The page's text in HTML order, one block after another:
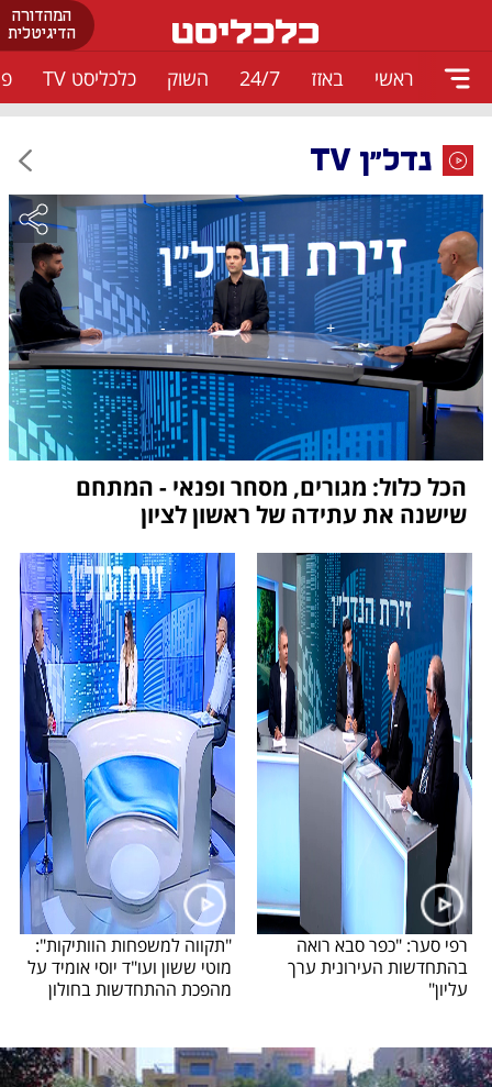
המהדורה
הדיגיטלית
ראשי באזז 24/7 השוק כלכליסט TV
נדל"ן TV
הכל כלול: מגורים, מסחר ופנאי - המתחם
שישנה את עתידה של ראשון לציון
רפי סער: "כפר סבא רואה
בהתחדשות העירונית ערך
עליון"
"תקווה למשפחות הוותיקות":
מוטי ששון ועו"ד יוסי אומיד על
מהפכת ההתחדשות בחולון